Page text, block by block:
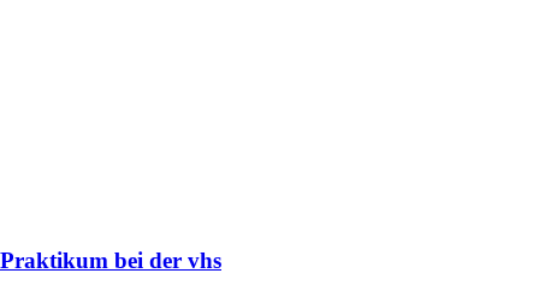
Praktikum bei der vhs